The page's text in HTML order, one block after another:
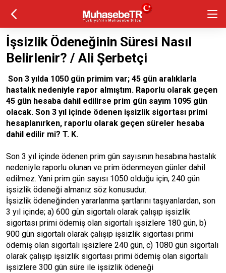
İşsizlik Ödeneğinin Süresi Nasıl
Belirlenir? / Ali Şerbetçi
Son 3 yılda 1050 gün primim var; 45 gün aralıklarla
hastalık nedeniyle rapor almıştım. Raporlu olarak geçen
45 gün hesaba dahil edilirse prim gün sayım 1095 gün
olacak. Son 3 yıl içinde ödenen işsizlik sigortası primi
hesaplanırken, raporlu olarak geçen süreler hesaba
dahil edilir mi? T. K.
Son 3 yıl içinde ödenen prim gün sayısının hesabına hastalık
nedeniyle raporlu olunan ve prim ödenmeyen günler dahil
edilmez. Yani prim gün sayısı 1050 olduğu için, 240 gün
işsizlik ödeneği almanız söz konusudur.
İşsizlik ödeneğinden yararlanma şartlarını taşıyanlardan, son
3 yıl içinde; a) 600 gün sigortalı olarak çalışıp işsizlik
sigortası primi ödemiş olan sigortalı işsizlere 180 gün, b)
900 gün sigortalı olarak çalışıp işsizlik sigortası primi
ödemiş olan sigortalı işsizlere 240 gün, c) 1080 gün sigortalı
olarak çalışıp işsizlik sigortası primi ödemiş olan sigortalı
işsizlere 300 gün süre ile işsizlik ödeneği